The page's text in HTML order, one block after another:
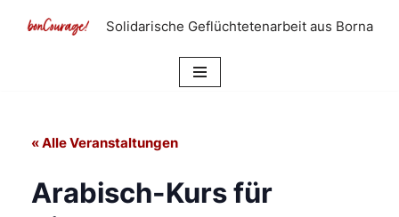
Solidarische Geflüchtetenarbeit aus Borna
« Alle Veranstaltungen
Arabisch-Kurs für